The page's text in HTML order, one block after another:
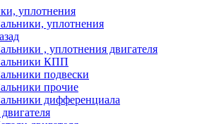
уплотнения
уплотнения
, уплотнения двигателя
КПП
подвески
прочие
дифференциала